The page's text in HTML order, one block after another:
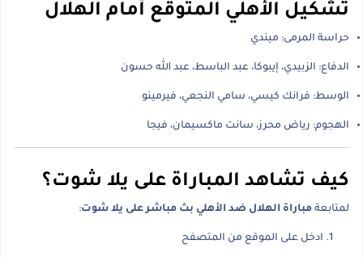
تشكيل الأهلي المتوقع أمام الهلال
حراسة المرمى: ميندي
الدفاع: الزبيدي، إيبوكا، عبد الباسط، عبد الله حسون
الوسط: فرانك كيسي، سامي النجعي، فيرمينو
الهجوم: رياض محرز، سانت ماكسيمان، فيجا
كيف تشاهد المباراة على يلا شوت؟
لمتابعة مباراة الهلال ضد الأهلي بث مباشر على يلا شوت:
ادخل على الموقع من المتصفح